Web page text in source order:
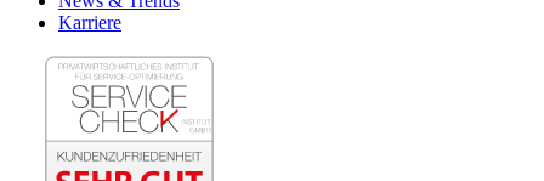
Karriere